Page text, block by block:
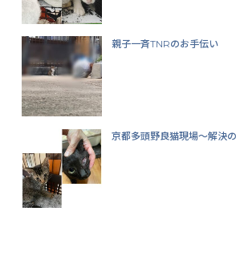
親子一斉TNRのお手伝い
京都多頭野良猫現場〜解決